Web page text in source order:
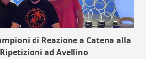
di Reazione a Catena alla
ad Avellino